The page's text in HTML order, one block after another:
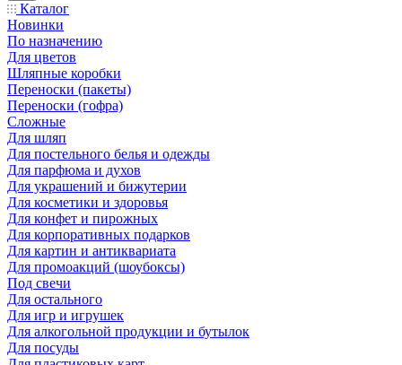
Каталог
Новинки
По назначению
Для цветов
Шляпные коробки
Переноски (пакеты)
Переноски (гофра)
Сложные
Для шляп
Для постельного белья и одежды
Для парфюма и духов
Для украшений и бижутерии
Для косметики и здоровья
Для конфет и пирожных
Для корпоративных подарков
Для картин и антиквариата
Для промоакций (шоубоксы)
Под свечи
Для остального
Для игр и игрушек
Для алкогольной продукции и бутылок
Для посуды